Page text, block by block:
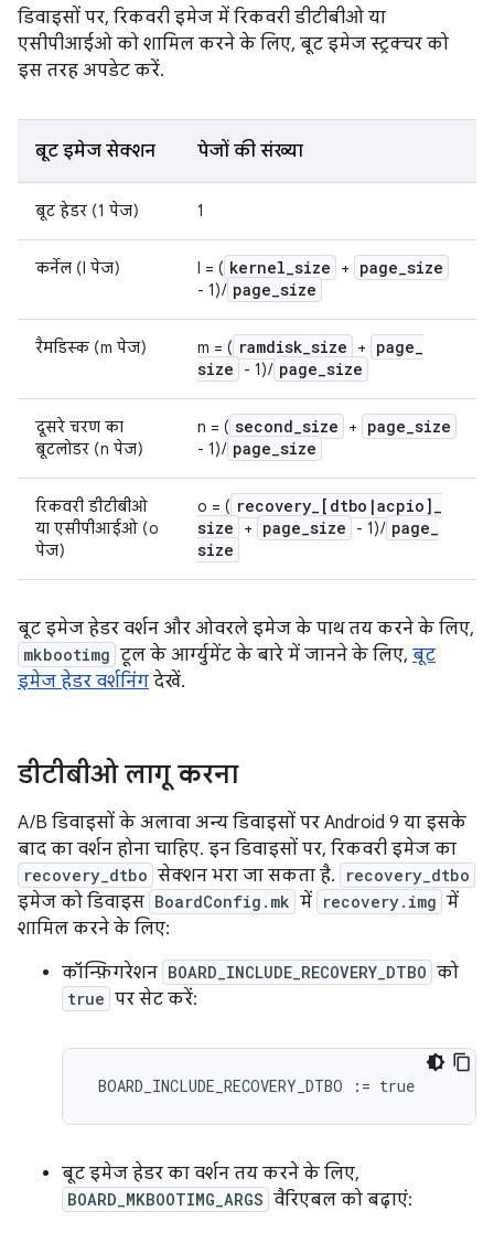
डिवाइसों पर, रिकवरी इमेज में रिकवरी डीटीबीओ या
एसीपीआईओ को शामिल करने के लिए, बूट इमेज स्ट्रक्चर को
इस तरह अपडेट करें.
बूट इमेज सेक्शन पेजों की संख्या
बूट हेडर (1 पेज) 1
कर्नेल (l पेज) l = ( kernel_size + page_size
- 1) / page_size
रैमडिस्क (m पेज) m = ( ramdisk_size + page_
size
- 1) / page_size
दूसरे चरण का
बूटलोडर (n पेज)
n = ( second_size + page_size
- 1) / page_size
रिकवरी डीटीबीओ
या एसीपीआईओ (o
पेज)
o = ( recovery_ [dtbo |acpio]_
size
+ page_size - 1) / page_
size
बूट इमेज हेडर वर्शन और ओवरले इमेज के पाथ तय करने के लिए,
mkbootimg टूल के आर्ग्युमेंट के बारे में जानने के लिए, बूट
इमेज हेडर वर्शनिंग देखें.
डीटीबीओ लागू करना
A/B डिवाइसों के अलावा अन्य डिवाइसों पर Android 9 या इसके
बाद का वर्शन होना चाहिए. इन डिवाइसों पर, रिकवरी इमेज का
recovery_dtbo सेक्शन भरा जा सकता है. recovery_dtbo
इमेज को डिवाइस BoardConfig.mk में recovery.img में
शामिल करने के लिए:
कॉन्फ़िगरेशन BOARD_INCLUDE_RECOVERY_DTBO को
true पर सेट करें:
BOARD_INCLUDE_RECOVERY_DTBO := true
बूट इमेज हेडर का वर्शन तय करने के लिए,
BOARD_MKBOOTIMG_ARGS वैरिएबल को बढ़ाएं: